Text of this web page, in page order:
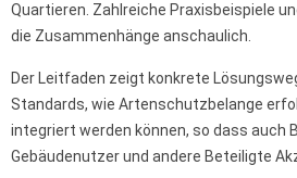
Quartieren. Zahlreiche Praxisbeispiele
die Zusammenhänge anschaulich.
Der Leitfaden zeigt konkrete
Standards, wie Artenschutzbelange
integriert werden können, so dass auch
Gebäudenutzer und andere Beteiligte